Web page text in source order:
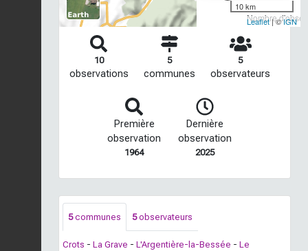
Nombre
10 km
Leaflet| ©IGN
10
observations
5
communes
5
observateurs
Première
observation
1964
Dernière
observation
2025
5communes 5observateurs
Crots - La Grave - L'Argentière-la-Bessée - Le